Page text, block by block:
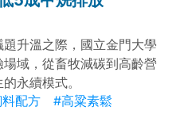
升溫之際，國立金門大學
域，從畜牧減碳到高齡營
永續模式。
配方
#高粱素鬆